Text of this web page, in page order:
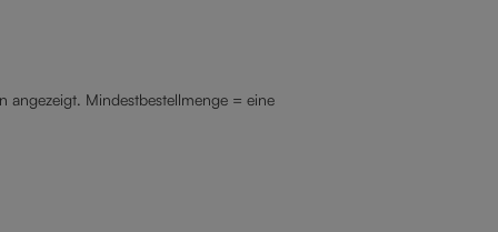
angezeigt. Mindestbestellmenge = eine